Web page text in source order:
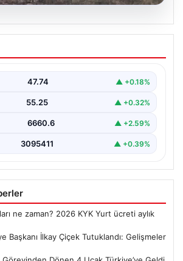
Görevinden Dönen 4
Geldi
etkisi altına alan orman yangınlarıyla
47.74 ▲ +0.18%
55.25 ▲ +0.32%
6660.6 ▲ +2.59%
3095411 ▲ +0.39%
ne zaman? 2026 KYK Yurt ücreti aylık
Başkanı İlkay Çiçek Tutuklandı: Gelişmeler